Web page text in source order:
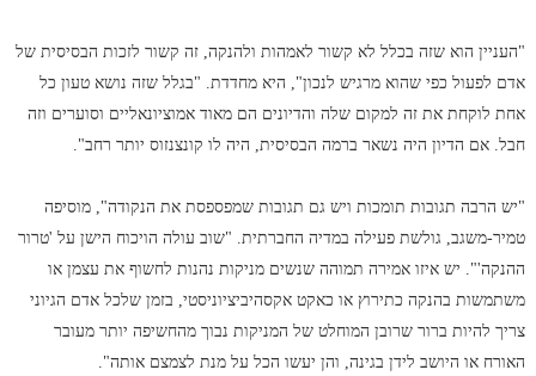
"העניין הוא שזה בכלל לא קשור לאמהות ולהנקה, זה קשור לזכות הבסיסית של
אדם לפעול כפי שהוא מרגיש לנכון", היא מחדדת. "בגלל שזה נושא טעון כל
אחת לוקחת את זה למקום שלה והדיונים הם מאוד אמוציונאליים וסוערים וזה
חבל. אם הדיון היה נשאר ברמה הבסיסית, היה לו קונצנזוס יותר רחב".
"יש הרבה תגובות תומכות ויש גם תגובות שמפספסת את הנקודה", מוסיפה
טמיר-משגב, גולשת פעילה במדיה החברתית. "שוב עולה הויכוח הישן על 'טרור
ההנקה'". יש איזו אמירה תמוהה שנשים מניקות נהנות לחשוף את עצמן או
משתמשות בהנקה כתירוץ או כאקט אקסהיביציוניסטי, בזמן שלכל אדם הגיוני
צריך להיות ברור שרובן המוחלט של המניקות נבוך מהחשיפה יותר מעובר
האורח או היושב לידן בגינה, והן יעשו הכל על מנת לצמצם אותה".